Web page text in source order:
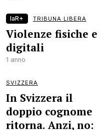
laR+ TRIBUNA LIBERA
Violenze fisiche e
digitali
1 anno
SVIZZERA
In Svizzera il
doppio cognome
ritorna. Anzi, no: